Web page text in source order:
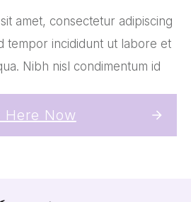
amet, consectetur adipiscing
tempor incididunt ut labore et
Nibh nisl condimentum id
Here Now